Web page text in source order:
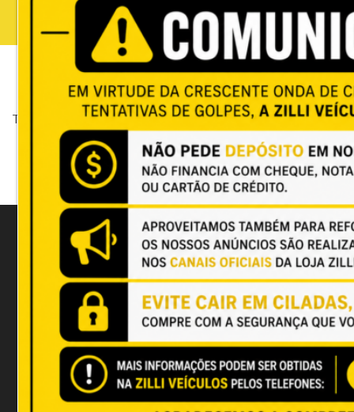
There's nothing yet to be displayed...
Rua João Câncio Jacques, 15 Costeira,
Florianópolis
(48)3226-8888 - Fixo